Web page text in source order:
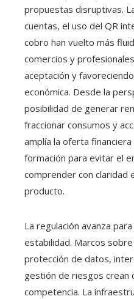
propuestas disruptivas.
cuentas, el uso del QR
cobro han vuelto más
comercios y
aceptación y
económica. Desde la
posibilidad de generar
fraccionar consumos y
amplía la oferta
formación para evitar el
comprender con claridad
producto.
La regulación avanza
estabilidad. Marcos
protección de datos,
gestión de riesgos crean
competencia. La